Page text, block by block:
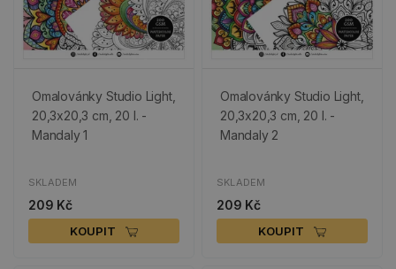
Omalovánky Studio Light,
20,3x20,3 cm, 20 l. -
Mandaly 1
SKLADEM
209 Kč
KOUPIT
Omalovánky Studio Light,
20,3x20,3 cm, 20 l. -
Mandaly 2
SKLADEM
209 Kč
KOUPIT